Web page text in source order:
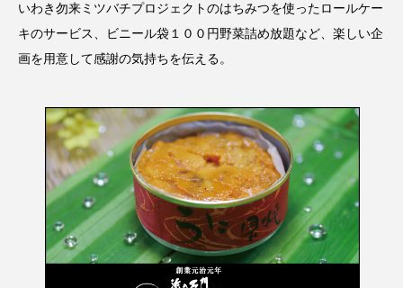
いわき勿来ミツバチプロジェクトのはちみつを使ったロールケー
キのサービス、ビニール袋１００円野菜詰め放題など、楽しい企
画を用意して感謝の気持ちを伝える。